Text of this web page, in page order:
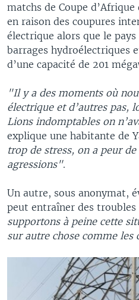
matchs de Coupe
en raison des coupures
électrique alors que le
barrages hydroélectriques
d’une capacité de 201
"Il y a des moments où
électrique et d’autres pas,
Lions indomptables on
explique une habitante de
trop de stress, on a peur
agressions".
Un autre, sous anonymat,
peut entraîner des troubles
supportons à peine cette
sur autre chose comme les